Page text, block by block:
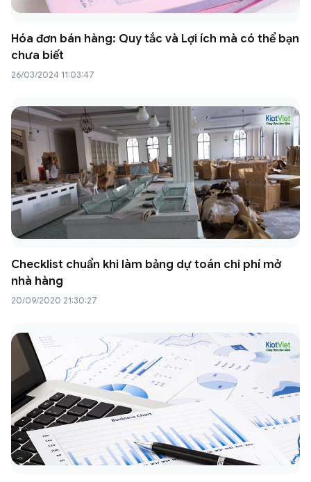
Hóa đơn bán hàng: Quy tắc và Lợi ích mà có thể bạn
chưa biết
26/03/2024 11:03:47
Checklist chuẩn khi làm bảng dự toán chi phí mở
nhà hàng
20/09/2020 21:30:27